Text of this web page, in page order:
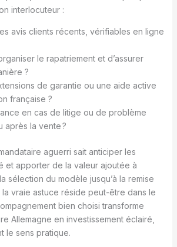
interlocuteur :
avis clients récents, vérifiables en ligne
le rapatriement et d’assurer
?
de garantie ou une aide active
française ?
en cas de litige ou de problème
après la vente ?
aguerri sait anticiper les
et apporter de la valeur ajoutée à
sélection du modèle jusqu’à la remise
la vraie astuce réside peut-être dans le
bien choisi transforme
Allemagne en investissement éclairé,
le sens pratique.